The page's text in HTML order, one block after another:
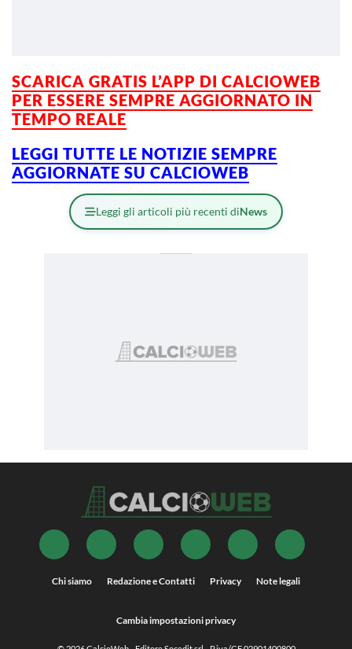
SCARICA GRATIS L’APP DI CALCIOWEB
PER ESSERE SEMPRE AGGIORNATO IN
TEMPO REALE
LEGGI TUTTE LE NOTIZIE SEMPRE
AGGIORNATE SU CALCIOWEB
Leggi gli articoli più recenti diNews
Chi siamo Redazione e Contatti Privacy Note legali
Cambia impostazioni privacy